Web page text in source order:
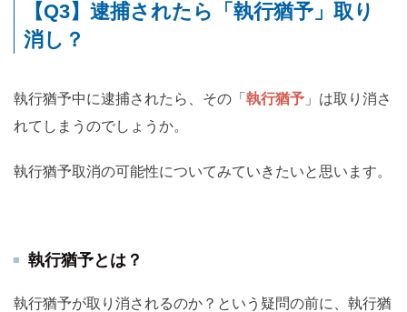
【Q3】逮捕されたら「執行猶予」取り
消し？
執行猶予中に逮捕されたら、その「 執行猶予 」は取り消さ
れてしまうのでしょうか。
執行猶予取消の可能性についてみていきたいと思います。
執行猶予とは？
執行猶予が取り消されるのか？という疑問の前に、執行猶